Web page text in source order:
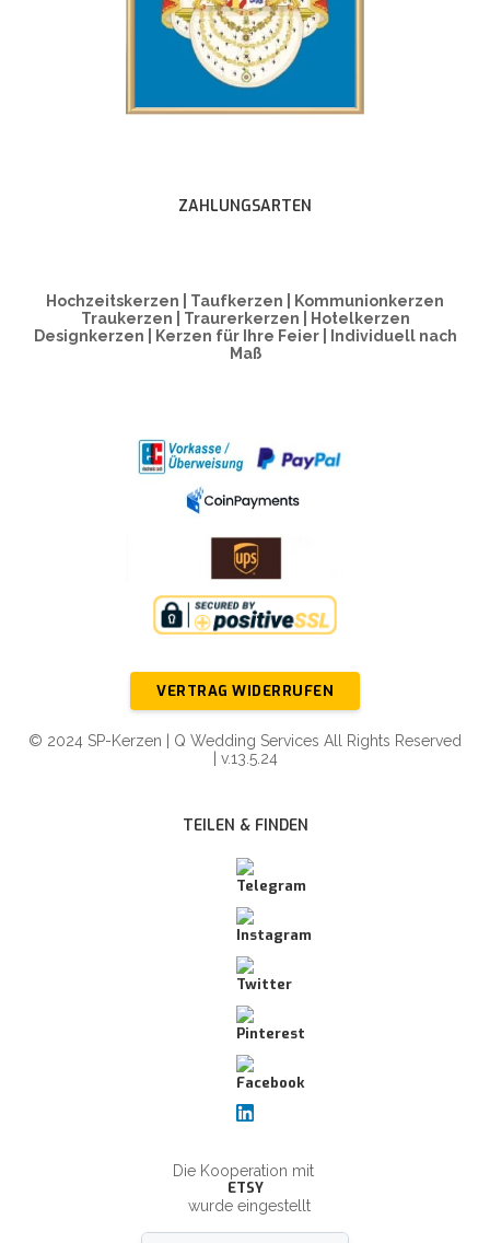
ZAHLUNGSARTEN
Hochzeitskerzen | Taufkerzen | Kommunionkerzen
Traukerzen | Traurerkerzen | Hotelkerzen
Designkerzen | Kerzen für Ihre Feier | Individuell nach
Maß
VERTRAG WIDERRUFEN
© 2024 SP-Kerzen | Q Wedding Services All Rights Reserved
| v.13.5.24
TEILEN & FINDEN
Die Kooperation mit
ETSY
wurde eingestellt